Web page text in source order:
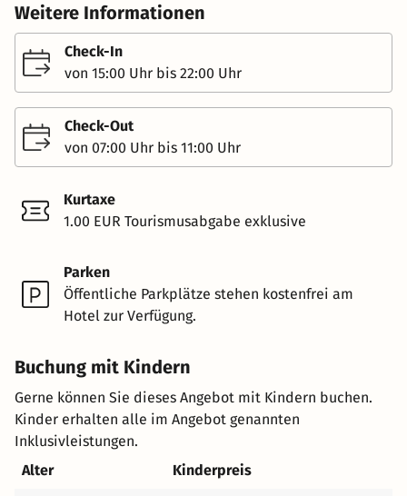
Weitere Informationen
Check-In
von 15:00 Uhr bis 22:00 Uhr
Check-Out
von 07:00 Uhr bis 11:00 Uhr
Kurtaxe
1.00 EUR Tourismusabgabe exklusive
Parken
Öffentliche Parkplätze stehen kostenfrei am
Hotel zur Verfügung.
Buchung mit Kindern
Gerne können Sie dieses Angebot mit Kindern buchen.
Kinder erhalten alle im Angebot genannten
Inklusivleistungen.
Alter
Kinderpreis